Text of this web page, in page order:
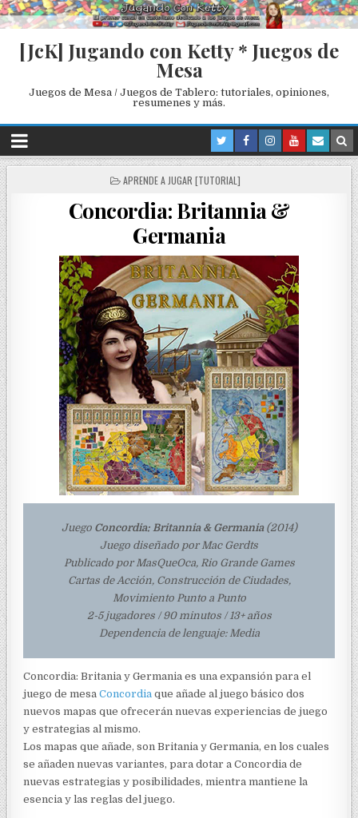
[JcK] Jugando con Ketty * Juegos de
Mesa
Juegos de Mesa / Juegos de Tablero: tutoriales, opiniones,
resumenes y más.
P
S
T
N
APRENDE A JUGAR [TUTORIAL]
Concordia: Britannia &
Germania
Juego Concordia: Britannia & Germania(2014)
Juego diseñado por Mac Gerdts
Publicado por MasQueOca, Rio Grande Games
Cartas de Acción, Construcción de Ciudades,
Movimiento Punto a Punto
2-5 jugadores / 90 minutos / 13+ años
Dependencia de lenguaje: Media
Concordia: Britania y Germania es una expansión para el
juego de mesaConcordiaque añade al juego básico dos
nuevos mapas que ofrecerán nuevas experiencias de juego
y estrategias al mismo.
Los mapas que añade, son Britania y Germania, en los cuales
se añaden nuevas variantes, para dotar a Concordia de
nuevas estrategias y posibilidades, mientra mantiene la
esencia y las reglas del juego.